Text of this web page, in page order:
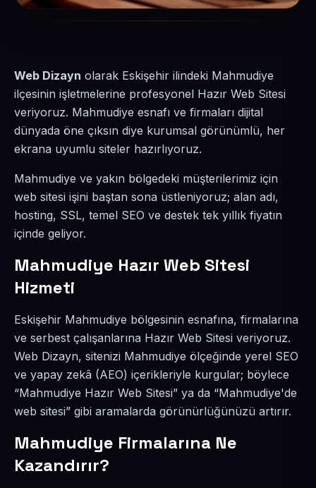
Web Dizayn olarak Eskişehir ilindeki Mahmudiye
ilçesinin işletmelerine profesyonel Hazır Web Sitesi
veriyoruz. Mahmudiye esnafı ve firmaları dijital
dünyada öne çıksın diye kurumsal görünümlü, her
ekrana uyumlu siteler hazırlıyoruz.
Mahmudiye ve yakın bölgedeki müşterilerimiz için
web sitesi işini baştan sona üstleniyoruz; alan adı,
hosting, SSL, temel SEO ve destek tek yıllık fiyatın
içinde geliyor.
Mahmudiye Hazır Web Sitesi
Hizmeti
Eskişehir Mahmudiye bölgesinin esnafına, firmalarına
ve serbest çalışanlarına Hazır Web Sitesi veriyoruz.
Web Dizayn, sitenizi Mahmudiye ölçeğinde yerel SEO
ve yapay zekâ (AEO) içerikleriyle kurgular; böylece
“Mahmudiye Hazır Web Sitesi” ya da “Mahmudiye'de
web sitesi” gibi aramalarda görünürlüğünüzü artırır.
Mahmudiye Firmalarına Ne
Kazandırır?